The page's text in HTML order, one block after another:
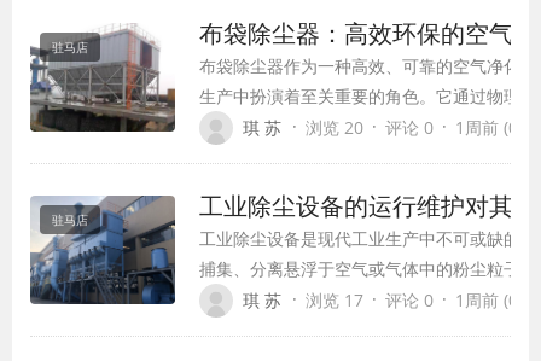
驻马店 布袋除尘器：高效环保的空气
布袋除尘器作为一种高效、可靠的空气净化
生产中扮演着至关重要的角色。它通过物理
效捕集工业生产过程中产生的各类粉尘，净
琪 苏 · 浏览 20 · 评论 0 · 1周前 (07-
驻马店 工业除尘设备的运行维护对其
工业除尘设备是现代工业生产中不可或缺的
捕集、分离悬浮于空气或气体中的粉尘粒子
止环境污染，同时回收有价值的物料。随着
琪 苏 · 浏览 17 · 评论 0 · 1周前 (07-